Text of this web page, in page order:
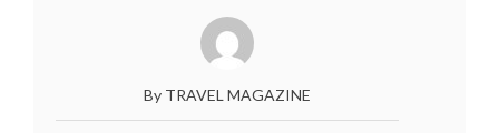
By TRAVEL MAGAZINE